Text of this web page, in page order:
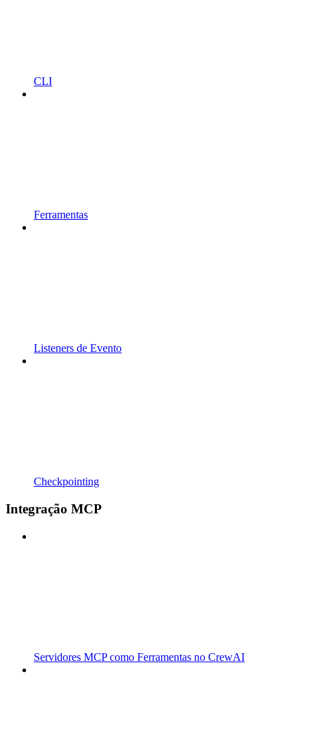
CLI
Ferramentas
Listeners de Evento
Checkpointing
Integração MCP
Servidores MCP como Ferramentas no CrewAI